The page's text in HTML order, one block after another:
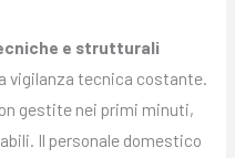
e strutturali
vigilanza tecnica costante.
gestite nei primi minuti,
Il personale domestico